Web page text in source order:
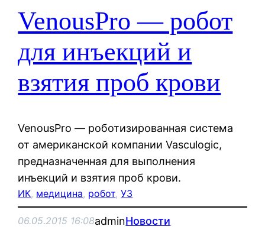
VenousPro — робот
для инъекций и
взятия проб крови
VenousPro — роботизированная система
от американской компании Vasculogic,
предназначенная для выполнения
инъекций и взятия проб крови.
ИК, медицина, робот, УЗ
06.05.2015 16:08adminНовости